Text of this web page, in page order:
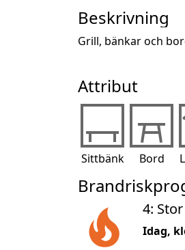
Beskrivning
Grill, bänkar och
Attribut
Sittbänk Bord
4:
Idag,